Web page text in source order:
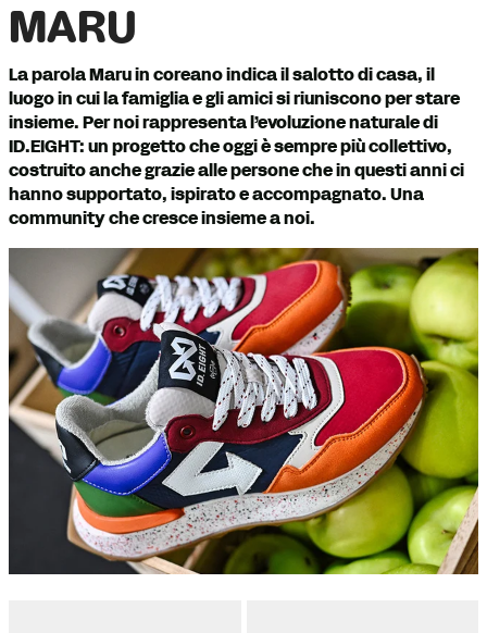
MARU
La parola Maru in coreano indica il salotto di casa, il
luogo in cui la famiglia e gli amici si riuniscono per stare
insieme. Per noi rappresenta l’evoluzione naturale di
ID.EIGHT: un progetto che oggi è sempre più collettivo,
costruito anche grazie alle persone che in questi anni ci
hanno supportato, ispirato e accompagnato. Una
community che cresce insieme a noi.